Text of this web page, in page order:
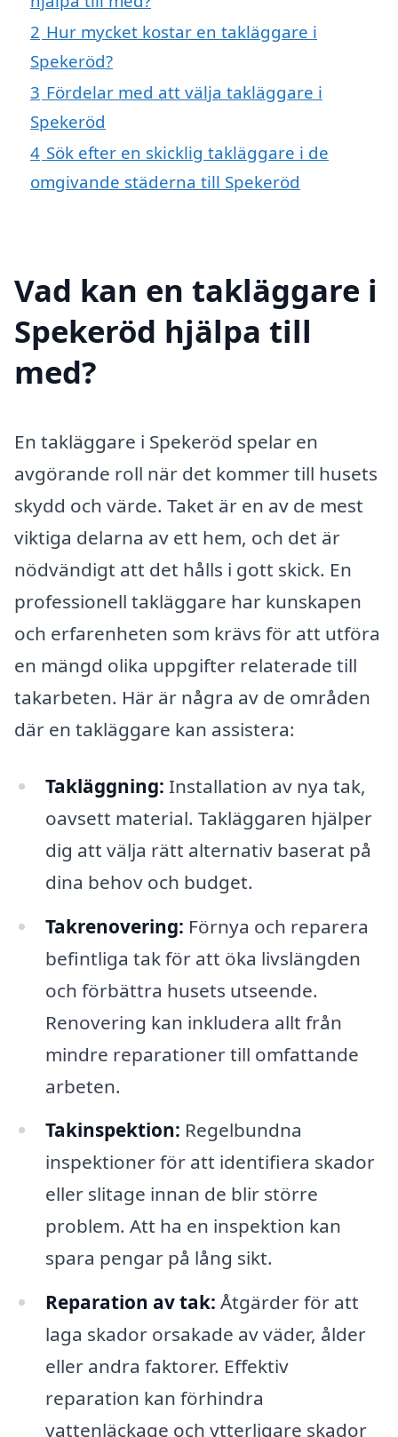
2 Hur mycket kostar en takläggare i
Spekeröd?
3 Fördelar med att välja takläggare i
Spekeröd
4 Sök efter en skicklig takläggare i de
omgivande städerna till Spekeröd
Vad kan en takläggare i
Spekeröd hjälpa till
med?
En takläggare i Spekeröd spelar en
avgörande roll när det kommer till husets
skydd och värde. Taket är en av de mest
viktiga delarna av ett hem, och det är
nödvändigt att det hålls i gott skick. En
professionell takläggare har kunskapen
och erfarenheten som krävs för att utföra
en mängd olika uppgifter relaterade till
takarbeten. Här är några av de områden
där en takläggare kan assistera:
Takläggning: Installation av nya tak,
oavsett material. Takläggaren hjälper
dig att välja rätt alternativ baserat på
dina behov och budget.
Takrenovering: Förnya och reparera
befintliga tak för att öka livslängden
och förbättra husets utseende.
Renovering kan inkludera allt från
mindre reparationer till omfattande
arbeten.
Takinspektion: Regelbundna
inspektioner för att identifiera skador
eller slitage innan de blir större
problem. Att ha en inspektion kan
spara pengar på lång sikt.
Reparation av tak: Åtgärder för att
laga skador orsakade av väder, ålder
eller andra faktorer. Effektiv
reparation kan förhindra
vattenläckage och ytterligare skador